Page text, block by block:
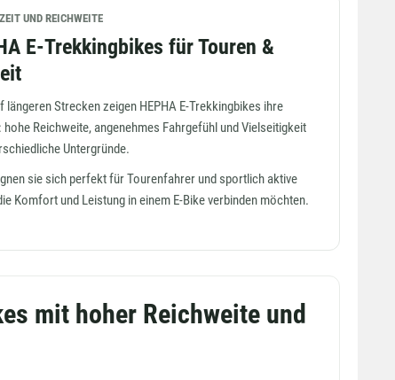
UND REICHWEITE
E-Trekkingbikes für Touren &
längeren Strecken zeigen HEPHA E-Trekkingbikes ihre
hohe Reichweite, angenehmes Fahrgefühl und Vielseitigkeit
Untergründe.
sie sich perfekt für Tourenfahrer und sportlich aktive
Komfort und Leistung in einem E-Bike verbinden möchten.
mit hoher Reichweite und